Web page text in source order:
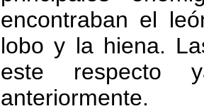
encontraban el
lobo y la hiena.
este respecto
anteriormente.